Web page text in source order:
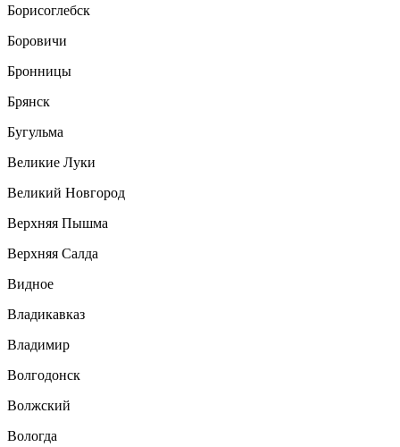
Борисоглебск
Боровичи
Бронницы
Брянск
Бугульма
Великие Луки
Великий Новгород
Верхняя Пышма
Верхняя Салда
Видное
Владикавказ
Владимир
Волгодонск
Волжский
Вологда